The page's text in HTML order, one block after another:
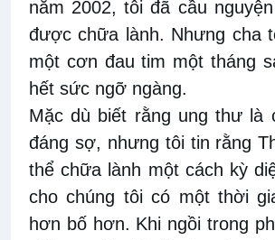
năm 2002, tôi đã cầu
được chữa lành. Nhưng cha
một cơn đau tim một tháng
hết sức ngỡ ngàng.
Mặc dù biết rằng ung thư là
đáng sợ, nhưng tôi tin rằng
thể chữa lành một cách kỳ
cho chúng tôi có một thời
hơn bố hơn. Khi ngồi trong